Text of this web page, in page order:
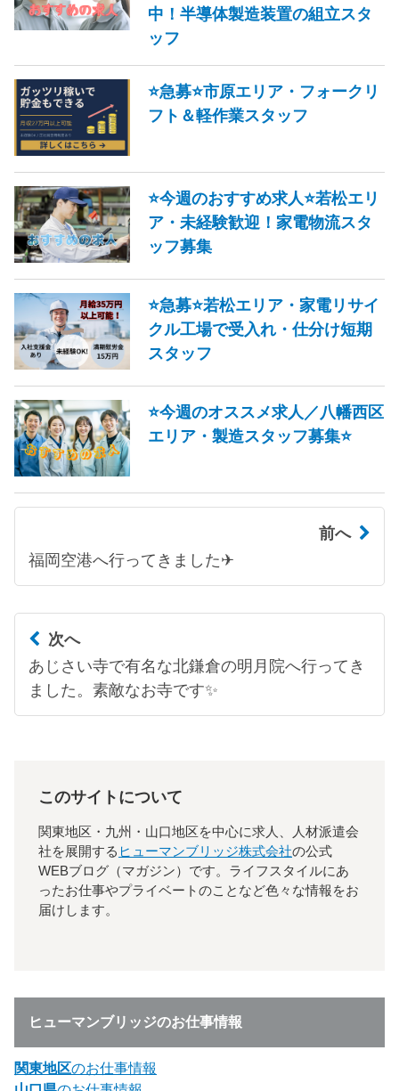
中！半導体製造装置の組立スタ
ッフ
⭐急募⭐市原エリア・フォークリ
フト＆軽作業スタッフ
⭐今週のおすすめ求人⭐若松エリ
ア・未経験歓迎！家電物流スタ
ッフ募集
⭐急募⭐若松エリア・家電リサイ
クル工場で受入れ・仕分け短期
スタッフ
⭐今週のオススメ求人／八幡西区
エリア・製造スタッフ募集⭐
前へ
福岡空港へ行ってきました✈
次へ
あじさい寺で有名な北鎌倉の明月院へ行ってき
ました。素敵なお寺です✨
このサイトについて
関東地区・九州・山口地区を中心に求人、人材派遣会
社を展開する ヒューマンブリッジ株式会社の公式
WEBブログ（マガジン）です。ライフスタイルにあ
ったお仕事やプライベートのことなど色々な情報をお
届けします。
ヒューマンブリッジのお仕事情報
関東地区のお仕事情報